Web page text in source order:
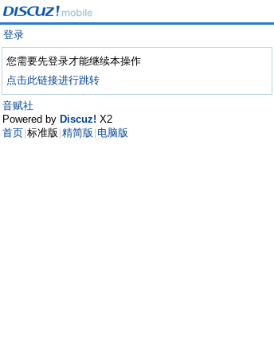
登录
您需要先登录才能继续本操作
点击此链接进行跳转
音赋社
Powered by Discuz! X2
首页 标准版 精简版 电脑版